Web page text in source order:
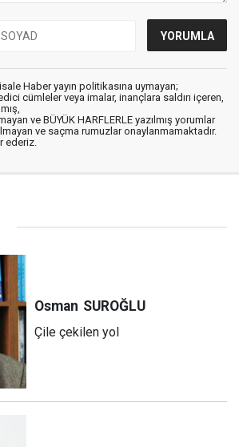
Haber yayın politikasına uymayan;
cümleler veya imalar, inançlara saldırı içeren,
ve BÜYÜK HARFLERLE yazılmış yorumlar
ve saçma rumuzlar onaylanmamaktadır.
ederiz.
Osman SUROĞLU
Çile çekilen yol